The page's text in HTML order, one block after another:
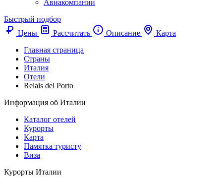
Авиакомпании
Быстрый подбор
Цены
Рассчитать Описание
Карта
Главная страница
Cтраны
Италия
Отели
Relais del Porto
Информация об Италии
Каталог отелей
Курорты
Карта
Памятка туристу
Виза
Курорты Италии